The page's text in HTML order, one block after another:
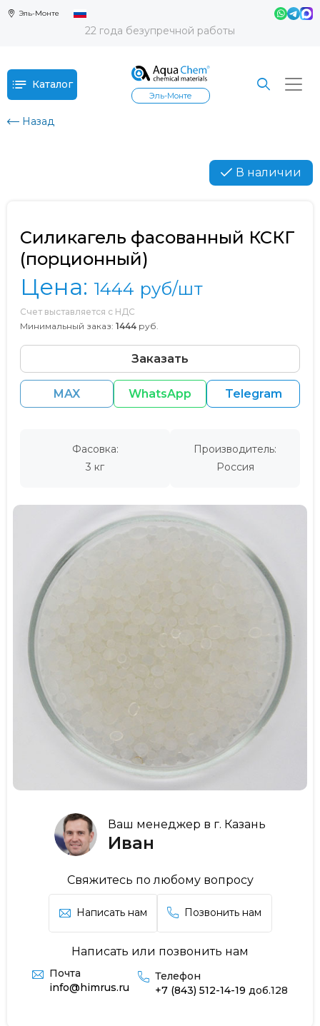
Эль-Монте
22 года безупречной работы
Каталог
Эль-Монте
Назад
В наличии
Ваш менеджер в г. Казань
Иван
Свяжитесь по любому вопросу
Написать нам Позвонить нам
Написать или позвонить нам
Почта
info@himrus.ru
Телефон
+7 (843) 512-14-19 доб.128
Силикагель фасованный КСКГ
(порционный)
Цена: 1444 руб/шт
Счет выставляется с НДС
Минимальный заказ: 1444 руб.
Заказать
MAX WhatsApp Telegram
Фасовка:
3 кг
Производитель:
Россия